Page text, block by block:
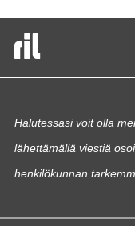
Halutessasi voit olla
lähettämällä viestiä
henkilökunnan